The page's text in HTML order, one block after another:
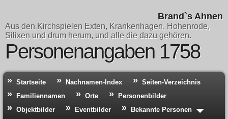
Brand`s Ahnen
Aus den Kirchspielen Exten, Krankenhagen, Hohenrode,
Silixen und drum herum, und alle die dazu gehören.
Personenangaben 1758
Startseite Nachnamen-Index
Seiten-Verzeichnis
Familiennamen
Orte
Personenbilder
Objektbilder
Eventbilder
Bekannte Personen